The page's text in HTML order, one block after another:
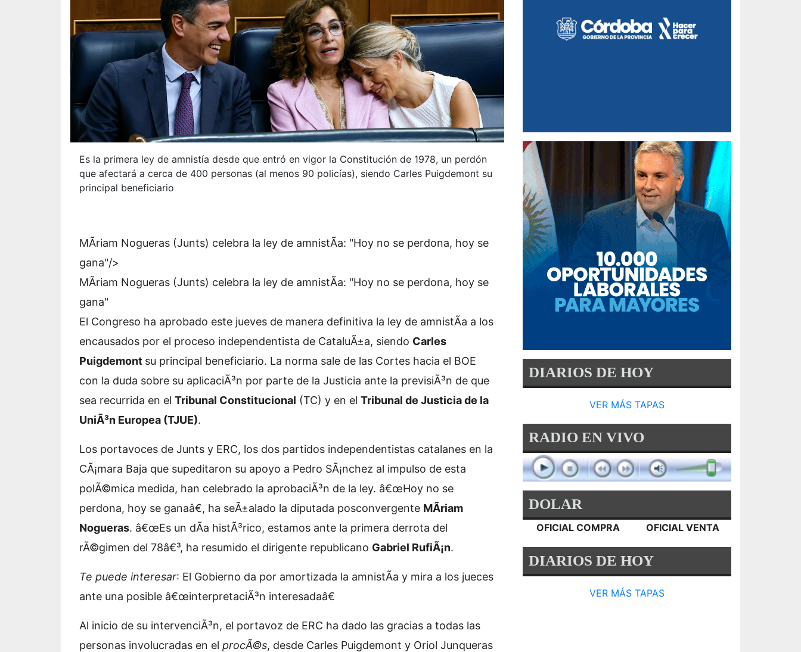
Es la primera ley de amnistía desde que entró en vigor la Constitución de 1978, un perdón
que afectará a cerca de 400 personas (al menos 90 policías), siendo Carles Puigdemont su
principal beneficiario
MÃ­riam Nogueras (Junts) celebra la ley de amnistÃ­a: "Hoy no se perdona, hoy se
gana"/>
MÃ­riam Nogueras (Junts) celebra la ley de amnistÃ­a: "Hoy no se perdona, hoy se
gana"
El Congreso ha aprobado este jueves de manera definitiva la ley de amnistÃ­a a los
encausados por el proceso independentista de CataluÃ±a, siendo Carles
Puigdemont su principal beneficiario. La norma sale de las Cortes hacia el BOE
con la duda sobre su aplicaciÃ³n por parte de la Justicia ante la previsiÃ³n de que
sea recurrida en el Tribunal Constitucional (TC) y en el Tribunal de Justicia de la
UniÃ³n Europea (TJUE).
Los portavoces de Junts y ERC, los dos partidos independentistas catalanes en la
CÃ¡mara Baja que supeditaron su apoyo a Pedro SÃ¡nchez al impulso de esta
polÃ©mica medida, han celebrado la aprobaciÃ³n de la ley. â€œHoy no se
perdona, hoy se ganaâ€, ha seÃ±alado la diputada posconvergente MÃ­riam
Nogueras. â€œEs un dÃ­a histÃ³rico, estamos ante la primera derrota del
rÃ©gimen del 78â€³, ha resumido el dirigente republicano Gabriel RufiÃ¡n.
Te puede interesar: El Gobierno da por amortizada la amnistÃ­a y mira a los jueces
ante una posible â€œinterpretaciÃ³n interesadaâ€
Al inicio de su intervenciÃ³n, el portavoz de ERC ha dado las gracias a todas las
personas involucradas en el procÃ©s, desde Carles Puigdemont y Oriol Junqueras
DIARIOS DE HOY
VER MÁS TAPAS
RADIO EN VIVO
DOLAR
OFICIAL COMPRA OFICIAL VENTA
DIARIOS DE HOY
VER MÁS TAPAS